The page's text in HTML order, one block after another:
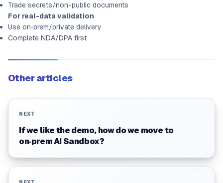
Trade secrets/non-public documents
For real-data validation
Use on‑prem/private delivery
Complete NDA/DPA first
Other articles
NEXT
If we like the demo, how do we move to
on‑prem AI Sandbox?